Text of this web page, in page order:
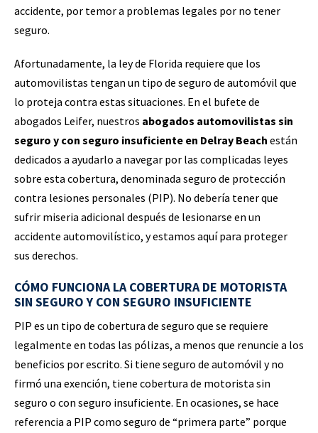
accidente, por temor a problemas legales por no tener
seguro.
Afortunadamente, la ley de Florida requiere que los
automovilistas tengan un tipo de seguro de automóvil que
lo proteja contra estas situaciones. En el bufete de
abogados Leifer, nuestros abogados automovilistas sin
seguro y con seguro insuficiente en Delray Beach están
dedicados a ayudarlo a navegar por las complicadas leyes
sobre esta cobertura, denominada seguro de protección
contra lesiones personales (PIP). No debería tener que
sufrir miseria adicional después de lesionarse en un
accidente automovilístico, y estamos aquí para proteger
sus derechos.
CÓMO FUNCIONA LA COBERTURA DE MOTORISTA
SIN SEGURO Y CON SEGURO INSUFICIENTE
PIP es un tipo de cobertura de seguro que se requiere
legalmente en todas las pólizas, a menos que renuncie a los
beneficios por escrito. Si tiene seguro de automóvil y no
firmó una exención, tiene cobertura de motorista sin
seguro o con seguro insuficiente. En ocasiones, se hace
referencia a PIP como seguro de “primera parte” porque